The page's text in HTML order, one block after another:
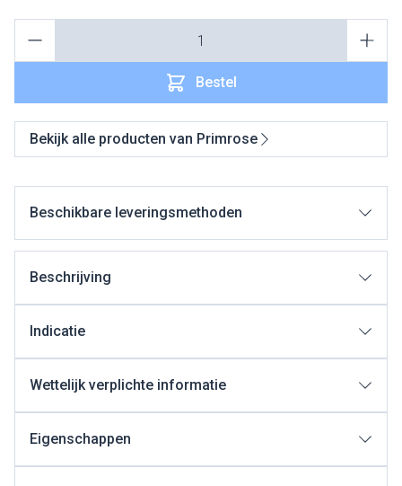
Bestel
Bekijk alle producten van Primrose
Beschikbare leveringsmethoden
Beschrijving
Indicatie
Wettelijk verplichte informatie
Eigenschappen